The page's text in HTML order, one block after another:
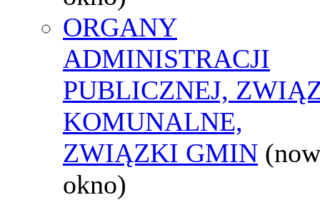
ORGANY
ADMINISTRACJI
PUBLICZNEJ,
KOMUNALNE,
ZWIĄZKI GMIN
okno)